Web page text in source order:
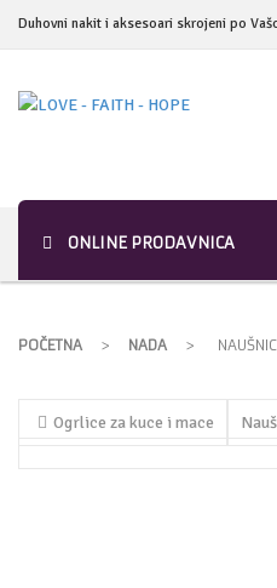
Duhovni nakit i aksesoari skrojeni po
ONLINE PRODAVNICA
POČETNA > NADA >
Ogrlice za kuce i mace